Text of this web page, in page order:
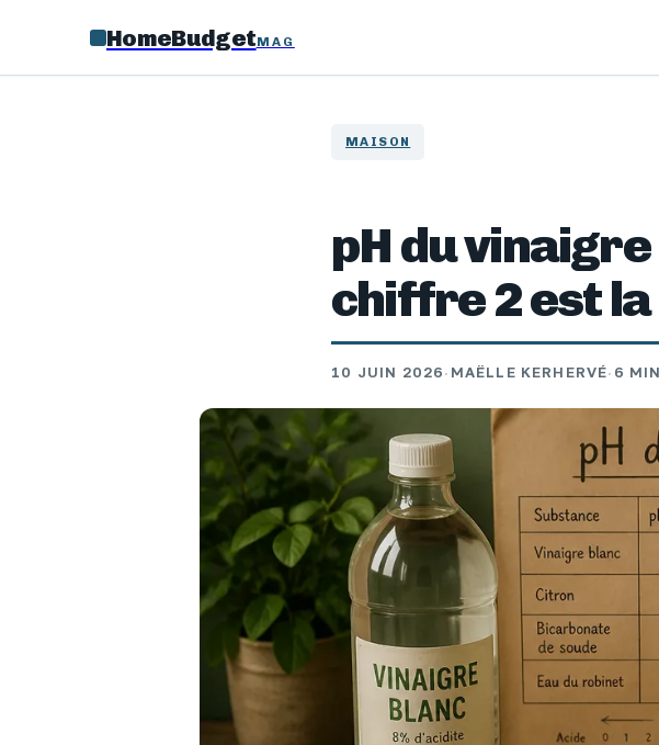
HomeBudgetMAG
MAISON
pH du
chiffre 2 est
10 JUIN 2026· MAËLLE KERHERVÉ· 6